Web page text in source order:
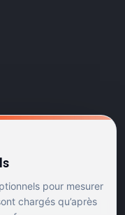
pour mesurer
chargés qu’après